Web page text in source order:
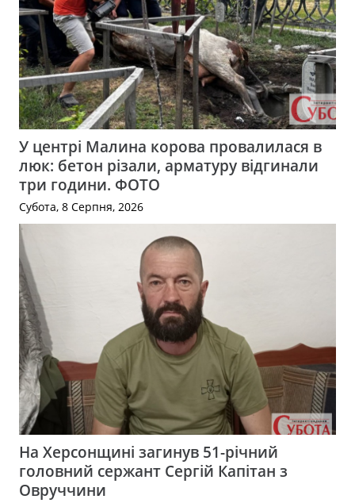
У центрі Малина корова провалилася в
люк: бетон різали, арматуру відгинали
три години. ФОТО
Субота, 8 Серпня, 2026
На Херсонщині загинув 51-річний
головний сержант Сергій Капітан з
Овруччини